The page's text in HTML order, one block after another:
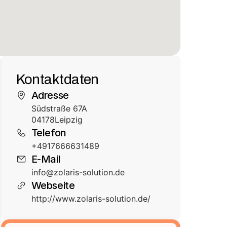
Kontaktdaten
Adresse
Südstraße 67A
04178Leipzig
Telefon
+4917666631489
E-Mail
info@zolaris-solution.de
Webseite
http://www.zolaris-solution.de/